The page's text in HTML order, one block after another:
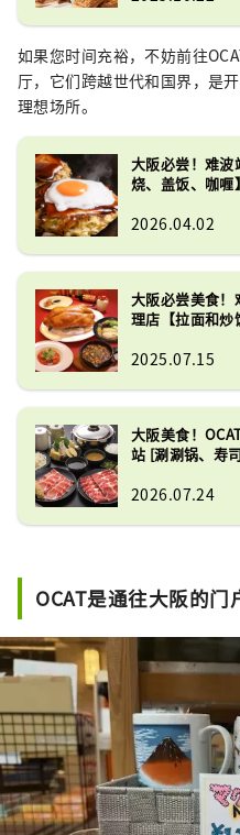
如果您时间充裕，不妨前往
厅，它们跨越世代和国界，是
理想场所。
大阪必尝！难波
烧、盖饭、咖喱】
2026.04.02
大阪必尝美食！
理店【拉面和炒
2025.07.15
大阪美食！
站 [涮涮锅、寿
2026.07.24
OCAT是通往大阪的门